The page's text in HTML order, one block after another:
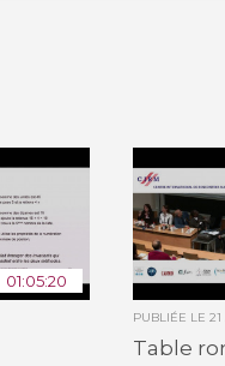
01:05:20
PUBLIÉE LE
Table